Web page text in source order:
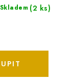
Skladem (2 ks)